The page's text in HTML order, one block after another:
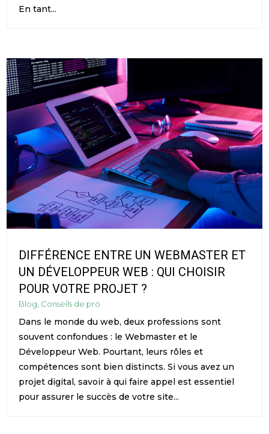
En tant...
DIFFÉRENCE ENTRE UN WEBMASTER ET
UN DÉVELOPPEUR WEB : QUI CHOISIR
POUR VOTRE PROJET ?
Blog Conseils de pro
Dans le monde du web, deux professions sont
souvent confondues : le Webmaster et le
Développeur Web. Pourtant, leurs rôles et
compétences sont bien distincts. Si vous avez un
projet digital, savoir à qui faire appel est essentiel
pour assurer le succès de votre site...